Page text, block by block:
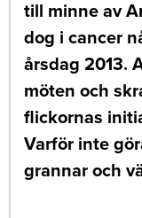
till minne av
dog i cancer
årsdag 2013.
möten och
flickornas
Varför inte
grannar och